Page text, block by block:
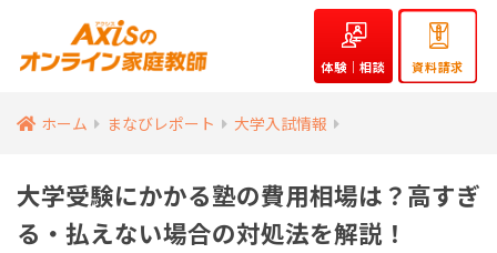
体験｜相談 資料請求
ホーム まなびレポート 大学入試情報
大学受験にかかる塾の費用相場は？高すぎ
る・払えない場合の対処法を解説！